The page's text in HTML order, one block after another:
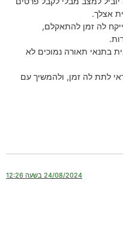
אצלך.
לה זמן להתאקלם,
בתנאי תאורה נמוכים לא
לתת לה זמן, ולהמשיך עם
24/08/2024 בשעה 12:26